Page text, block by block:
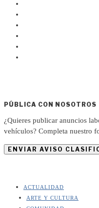
PÚBLICA CON NOSOTROS
¿Quieres publicar anuncios
vehículos? Completa nuestro
ENVIAR AVISO
ACTUALIDAD
ARTE Y CULTURA